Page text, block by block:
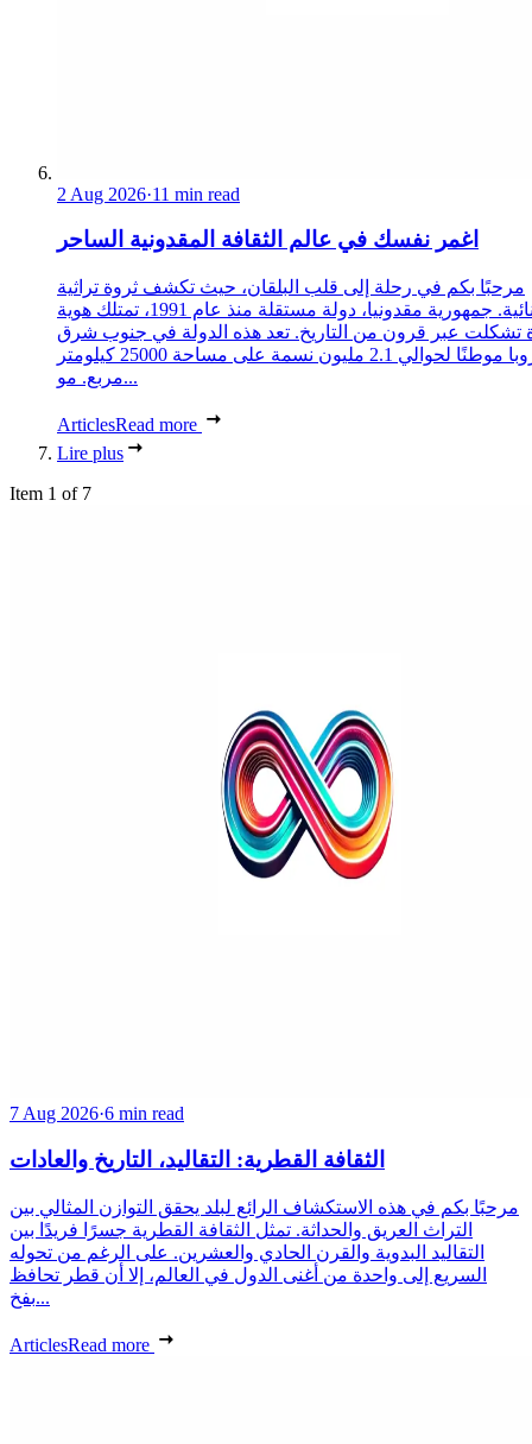
2 Aug 2026·11 min read
اغمر نفسك في عالم الثقافة المقدونية الساحر
مرحبًا بكم في رحلة إلى قلب البلقان، حيث تكشف ثروة تراثية
استثنائية. جمهورية مقدونيا، دولة مستقلة منذ عام 1991، تمتلك هوية
تشكلت عبر قرون من التاريخ. تعد هذه الدولة في جنوب شرق
أوروبا موطنًا لحوالي 2.1 مليون نسمة على مساحة 25000 كيلومتر
مربع. مو...
ArticlesRead more
Lire plus
Item 1 of 7
7 Aug 2026·6 min read
الثقافة القطرية: التقاليد، التاريخ والعادات
مرحبًا بكم في هذه الاستكشاف الرائع لبلد يحقق التوازن المثالي بين
التراث العريق والحداثة. تمثل الثقافة القطرية جسرًا فريدًا بين
التقاليد البدوية والقرن الحادي والعشرين. على الرغم من تحوله
السريع إلى واحدة من أغنى الدول في العالم، إلا أن قطر تحافظ
بفخ...
ArticlesRead more